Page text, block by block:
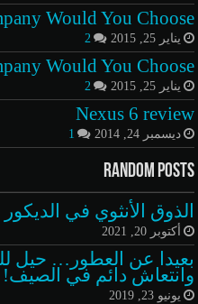
Would You Choose?
يناير 25, 2015 2
Would You Choose?
يناير 25, 2015 2
Nexus 6 review
ديسمبر 24, 2014 1
Random Posts
الذوق الأنثوي في
أكتوبر 20, 2021
بعيدا عن العطور… حيل
وانتعاش دائم في الصيف!
يونيو 23, 2019